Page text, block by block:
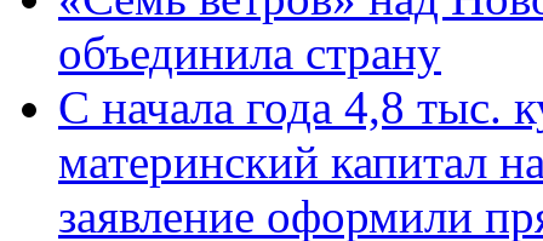
объединила страну
С начала года 4,8 тыс.
материнский капитал
заявление оформили